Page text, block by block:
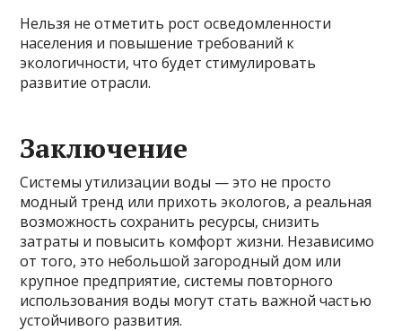
Нельзя не отметить рост осведомленности
населения и повышение требований к
экологичности, что будет стимулировать
развитие отрасли.
Заключение
Системы утилизации воды — это не просто
модный тренд или прихоть экологов, а реальная
возможность сохранить ресурсы, снизить
затраты и повысить комфорт жизни. Независимо
от того, это небольшой загородный дом или
крупное предприятие, системы повторного
использования воды могут стать важной частью
устойчивого развития.